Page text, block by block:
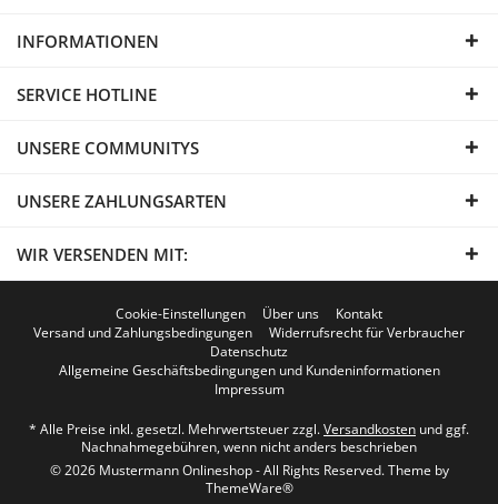
INFORMATIONEN
SERVICE HOTLINE
UNSERE COMMUNITYS
UNSERE ZAHLUNGSARTEN
WIR VERSENDEN MIT:
Cookie-Einstellungen Über uns
Kontakt
Versand und Zahlungsbedingungen
Widerrufsrecht für Verbraucher
Datenschutz
Allgemeine Geschäftsbedingungen und Kundeninformationen
Impressum
* Alle Preise inkl. gesetzl. Mehrwertsteuer zzgl.Versandkosten und ggf.
Nachnahmegebühren, wenn nicht anders beschrieben
© 2026 Mustermann Onlineshop - All Rights Reserved. Theme by
ThemeWare®